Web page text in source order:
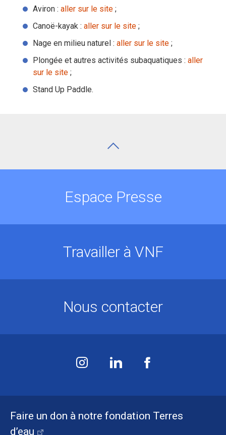
Aviron : aller sur le site ;
Canoë-kayak : aller sur le site ;
Nage en milieu naturel : aller sur le site ;
Plongée et autres activités subaquatiques : aller
sur le site ;
Stand Up Paddle.
Faire un don à notre fondation Terres
d’eau
Espace Presse
Travailler à VNF
Nous contacter